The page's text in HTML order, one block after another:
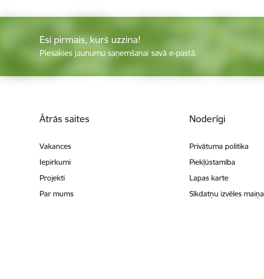
Esi pirmais, kurš uzzina!
Piesakies jaunumu saņemšanai savā e-pastā.
Ātrās saites
Vakances
Iepirkumi
Projekti
Par mums
Noderīgi
Privātuma politika
Piekļūstamība
Lapas karte
Sīkdatņu izvēles maiņa